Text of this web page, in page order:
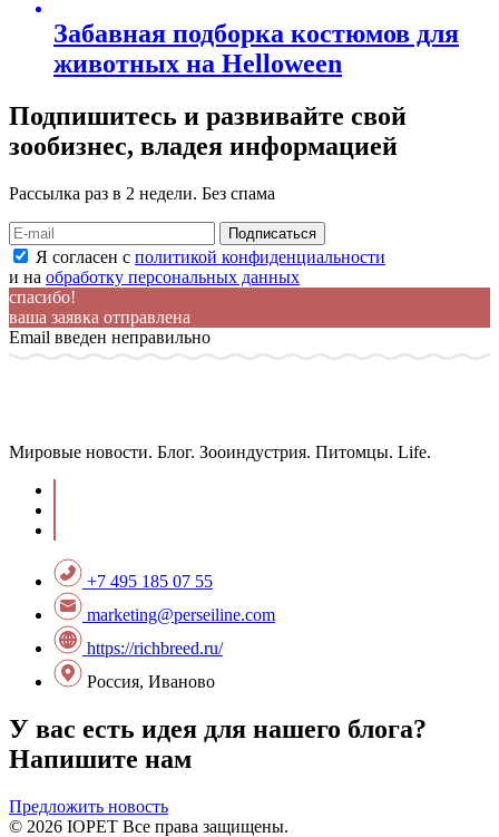
Забавная подборка костюмов для
животных на Helloween
Подпишитесь и развивайте свой
зообизнес, владея информацией
Рассылка раз в 2 недели. Без спама
Я согласен с политикой конфиденциальности
и на обработку персональных данных
спасибо!
ваша заявка отправлена
Email введен неправильно
Мировые новости. Блог. Зооиндустрия. Питомцы. Life.
+7 495 185 07 55
marketing@perseiline.com
https://richbreed.ru/
Россия, Иваново
У вас есть идея для нашего блога?
Напишите нам
Предложить новость
© 2026 IOPET Все права защищены.